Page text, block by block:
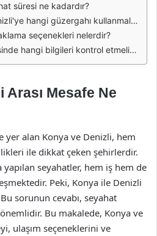
süresi ne kadardır?
hangi güzergahı kullanmalıyım?
seçenekleri nelerdir?
hangi bilgileri kontrol etmeliyim?
Mesafe Ne
yer alan Konya ve Denizli, hem
ile dikkat çeken şehirlerdir.
yapılan seyahatler, hem iş hem de
Peki, Konya ile Denizli
sorunun cevabı, seyahat
Bu makalede, Konya ve
ulaşım seçeneklerini ve